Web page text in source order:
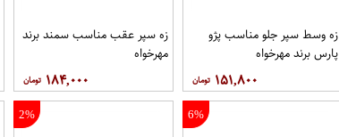
زه وسط سپر جلو مناسب پژو
پارس برند مهرخواه
۱۵۱,۸۰۰
زه سپر عقب مناسب سمند برند
مهرخواه
۱۸۴,۰۰۰
6%
2%